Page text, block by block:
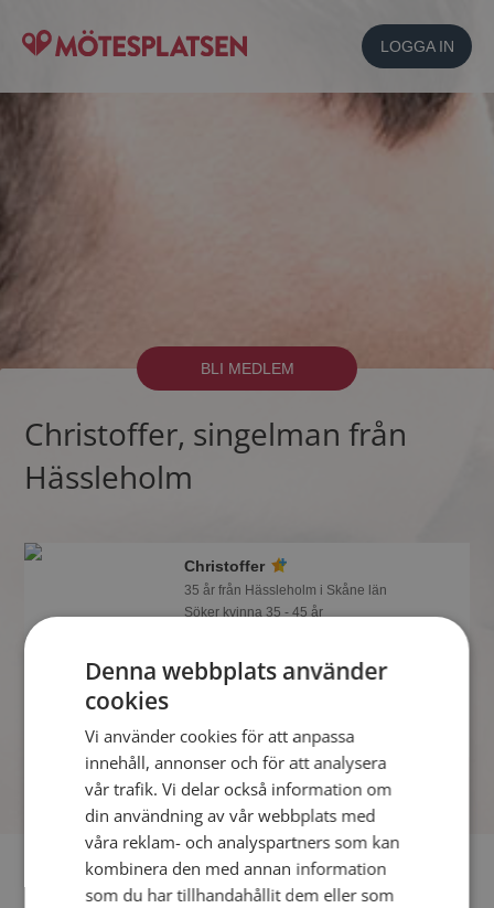
LOGGA IN
BLI MEDLEM
Christoffer, singelman från
Hässleholm
Christoffer
35 år från Hässleholm i Skåne län
Söker kvinna 35 - 45 år
Mötesplatsen och se om Christoffer är
tankspridd eller händig! Det är enklare
Fler singlar
Denna webbplats använder
cookies
Vi använder cookies för att anpassa
innehåll, annonser och för att analysera
vår trafik. Vi delar också information om
din användning av vår webbplats med
våra reklam- och analyspartners som kan
kombinera den med annan information
som du har tillhandahållit dem eller som